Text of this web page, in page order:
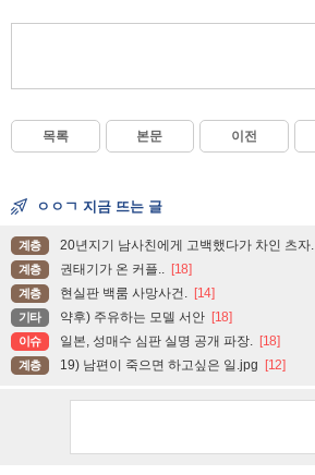
목록 본문 이전
ㅇㅇㄱ 지금 뜨는 글
계층 20년지기 남사친에게 고백했다가 차인 츠자.
계층 권태기가 온 커플.. [18]
계층 현실판 백룸 사망사건. [14]
기타 약후) 주유하는 모델 서안 [18]
이슈 일본, 성매수 심판 실명 공개 파장. [18]
계층 19) 남편이 죽으면 하고싶은 일.jpg [12]